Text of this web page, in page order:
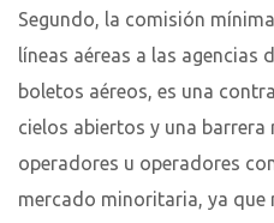
Segundo, la comisión
líneas aéreas a las agencias
boletos aéreos, es una
cielos abiertos y una barrera
operadores u operadores
mercado minoritaria, ya que